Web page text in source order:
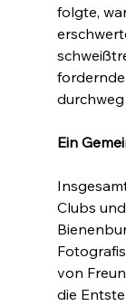
folgte,
Ein
Clubs
von
die